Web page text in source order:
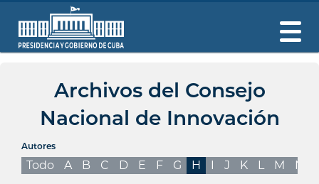
Archivos del Consejo
Nacional de Innovación
Autores
Todo A B C D E F G H I J K L M N